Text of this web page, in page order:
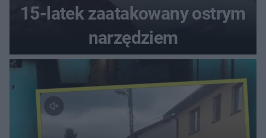
15-latek zaatakowany ostrym
narzędziem